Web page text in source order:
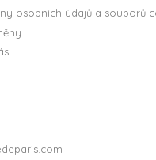
osobních údajů a souborů